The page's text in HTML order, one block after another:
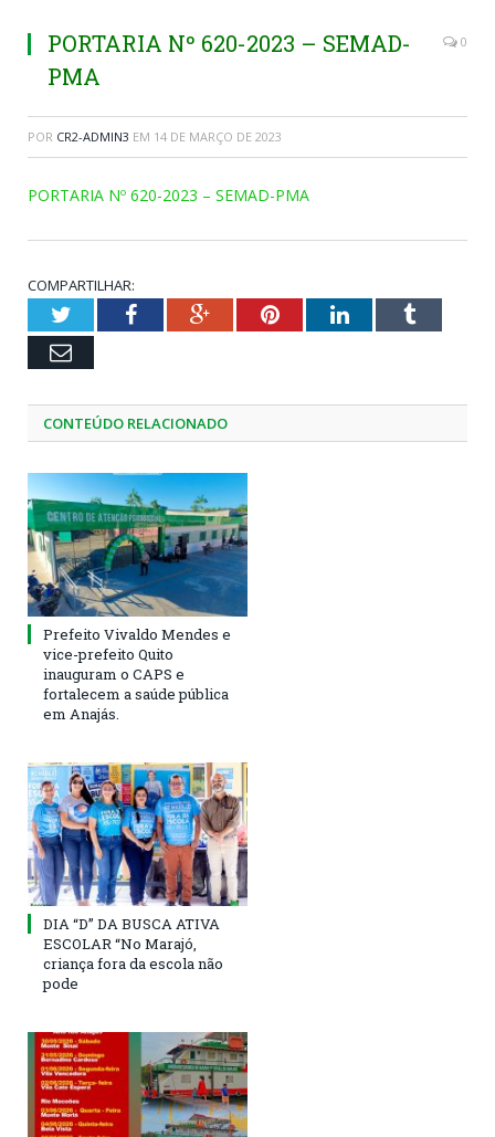
PORTARIA Nº 620-2023 – SEMAD-
PMA
0
POR CR2-ADMIN3 EM 14 DE MARÇO DE 2023
PORTARIA Nº 620-2023 – SEMAD-PMA
COMPARTILHAR:
TwitterFacebookGoogle+PinterestLinkedInTumblr
Email
CONTEÚDO RELACIONADO
Prefeito Vivaldo Mendes e
vice-prefeito Quito
inauguram o CAPS e
fortalecem a saúde pública
em Anajás.
DIA “D” DA BUSCA ATIVA
ESCOLAR “No Marajó,
criança fora da escola não
pode